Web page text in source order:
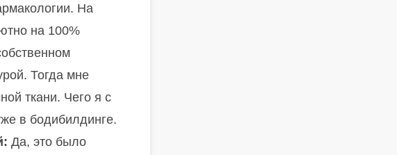
На
на 100%
Тогда мне
ткани. Чего я с
в бодибилдинге.
Да, это было